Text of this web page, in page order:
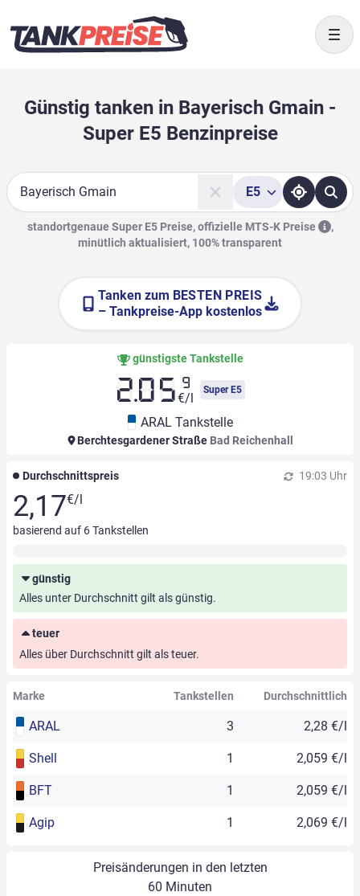
Günstig tanken in Bayerisch Gmain -
Super E5 Benzinpreise
Suche
E5
standortgenaue Super E5 Preise, offizielle MTS-K Preise
,
minütlich aktualisiert, 100% transparent
Tanken zum BESTEN PREIS
– Tankpreise-App kostenlos
günstigste Tankstelle
2.05 9
€/l
Super E5
ARAL Tankstelle
Berchtesgardener Straße Bad Reichenhall
Durchschnittspreis 19:03 Uhr
2,17€/l
basierend auf 6Tankstellen
günstig
Alles unter Durchschnitt gilt als günstig.
teuer
Alles über Durchschnitt gilt als teuer.
Marke Tankstellen Durchschnittlich
ARAL 3 2,28 €/l
Shell 1 2,059 €/l
BFT 1 2,059 €/l
Agip 1 2,069 €/l
Preisänderungen in den letzten
60 Minuten